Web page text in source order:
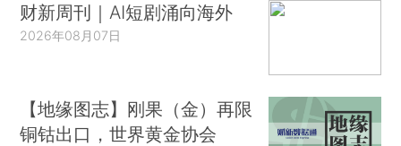
财新周刊｜AI短剧涌向海外
2026年08月07日
【地缘图志】刚果（金）再限
铜钴出口，世界黄金协会